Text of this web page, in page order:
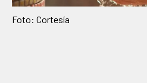
Foto: Cortesía